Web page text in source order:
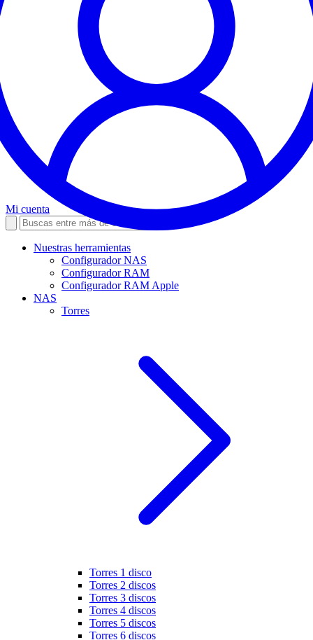
Mi cuenta
Nuestras herramientas
Configurador NAS
Configurador RAM
Configurador RAM Apple
NAS
Torres
Torres 1 disco
Torres 2 discos
Torres 3 discos
Torres 4 discos
Torres 5 discos
Torres 6 discos